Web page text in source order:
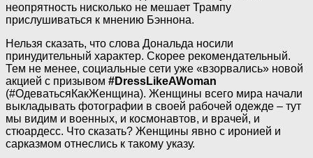
неопрятность нисколько не мешает Трампу
прислушиваться к мнению Бэннона.
Нельзя сказать, что слова Дональда носили
принудительный характер. Скорее рекомендательный.
Тем не менее, социальные сети уже «взорвались» новой
акцией с призывом #DressLikeAWoman
(#ОдеватьсяКакЖенщина). Женщины всего мира начали
выкладывать фотографии в своей рабочей одежде – тут
мы видим и военных, и космонавтов, и врачей, и
стюардесс. Что сказать? Женщины явно с иронией и
сарказмом отнеслись к такому указу.